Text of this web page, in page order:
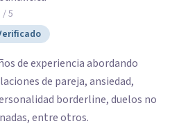
/ 5
de experiencia abordando
de pareja, ansiedad,
borderline, duelos no
entre otros.